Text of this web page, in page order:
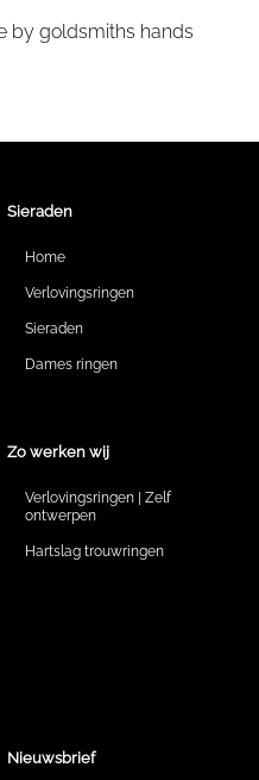
by goldsmiths hands
Sieraden
Home
Verlovingsringen
Sieraden
Dames ringen
Zo werken wij
Verlovingsringen | Zelf
ontwerpen
Hartslag trouwringen
Nieuwsbrief